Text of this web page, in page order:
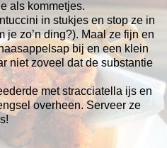
als kommetjes.
in stukjes en stop ze in
je zo’n ding?). Maal ze fijn en
bij en een klein
niet zoveel dat de substantie
met stracciatella ijs en
overheen. Serveer ze